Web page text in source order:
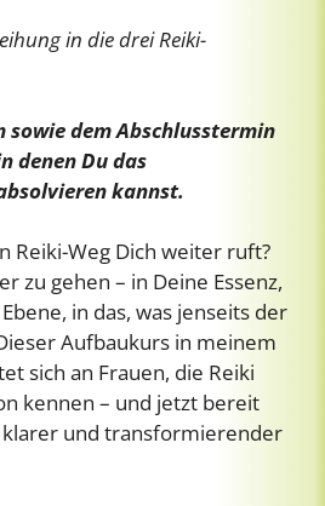
in die drei Reiki-
sowie dem Abschlusstermin
denen Du das
kannst.
Reiki-Weg Dich weiter ruft?
zu gehen – in Deine Essenz,
in das, was jenseits der
Aufbaukurs in meinem
sich an Frauen, die Reiki
kennen – und jetzt bereit
klarer und transformierender